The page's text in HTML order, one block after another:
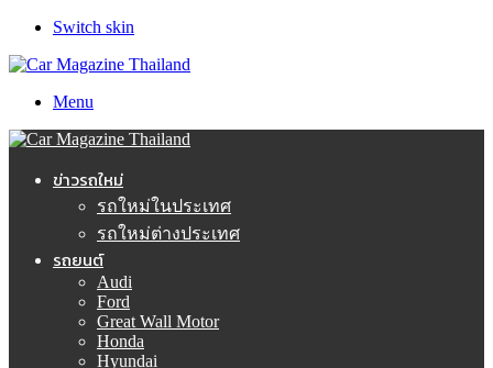
Switch skin
Menu
ข่าวรถใหม่
รถใหม่ในประเทศ
รถใหม่ต่างประเทศ
รถยนต์
Audi
Ford
Great Wall Motor
Honda
Hyundai